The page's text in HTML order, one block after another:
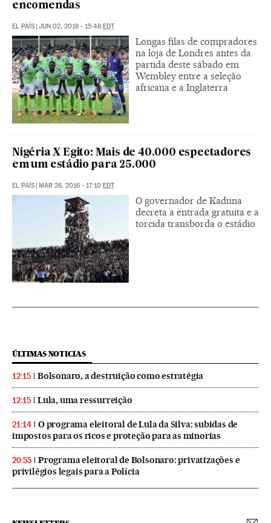
encomendas
EL PAÍS JUN 02, 2018 - 15:48 EDT
Longas filas de compradores
na loja de Londres antes da
partida deste sábado em
Wembley entre a seleção
africana e a Inglaterra
Nigéria X Egito: Mais de 40.000 espectadores
em um estádio para 25.000
EL PAÍS MAR 26, 2016 - 17:10 EDT
O governador de Kaduna
decreta a entrada gratuita e a
torcida transborda o estádio
ÚLTIMAS NOTICIAS
12:15 Bolsonaro, a destruição como estratégia
12:15 Lula, uma ressurreição
21:14
O programa eleitoral de Lula da Silva: subidas de
impostos para os ricos e proteção para as minorias
20:55
Programa eleitoral de Bolsonaro: privatizações e
privilégios legais para a Polícia